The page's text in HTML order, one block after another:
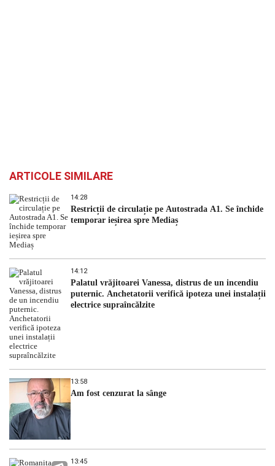
ARTICOLE SIMILARE
14:28
Restricții de circulație pe Autostrada A1. Se închide
temporar ieșirea spre Mediaș
14:12
Palatul vrăjitoarei Vanessa, distrus de un incendiu
puternic. Anchetatorii verifică ipoteza unei instalații
electrice supraîncălzite
13:58
Am fost cenzurat la sânge
13:45